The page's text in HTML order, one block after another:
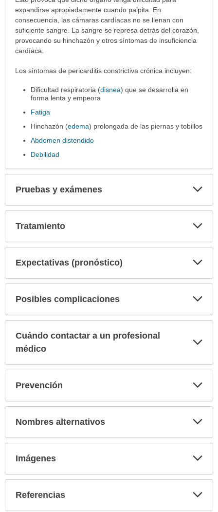
extendido.
expandirse apropiadamente cuando palpita. En
consecuencia, las cámaras cardíacas no se llenan con
suficiente sangre. La sangre se represa detrás del corazón,
provocando su hinchazón y otros síntomas de insuficiencia
cardíaca.
Los síntomas de pericarditis constrictiva crónica incluyen:
Dificultad respiratoria (disnea) que se desarrolla en
forma lenta y empeora
Fatiga
Hinchazón (edema) prolongada de las piernas y tobillos
Abdomen distendido
Debilidad
Pruebas y exámenes
Tratamiento
Expectativas (pronóstico)
Posibles complicaciones
Cuándo contactar a un profesional
médico
Prevención
Nombres alternativos
Imágenes
Referencias